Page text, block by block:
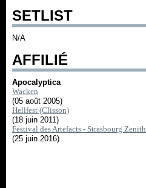
SETLIST
N/A
AFFILIÉ
Apocalyptica
Wacken
(05 août 2005)
Hellfest (Clisson)
(18 juin 2011)
Festival des Artefacts - Strasbourg Zenith
(25 juin 2016)